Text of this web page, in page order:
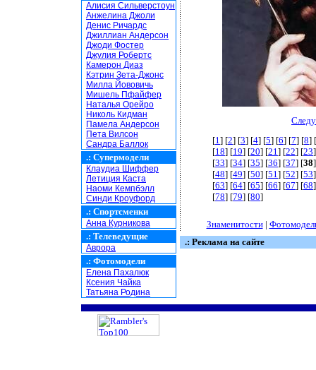
Алисия Сильверстоун
Анжелина Джоли
Денис Ричардс
Джиллиан Андерсон
Джоди Фостер
Джулия Робертс
Камерон Диаз
Кэтрин Зета-Джонс
Милла Йововичь
Мишель Пфайфер
Наталья Орейро
Николь Кидман
Памела Андерсон
Пета Вилсон
Сандра Баллок
.: Супермодели
Клаудиа Шиффер
Летиция Каста
Наоми Кемпбэлл
Синди Кроуфорд
.: Спортсменки
Анна Курникова
.: Телеведущие
Аврора
.: Фотомодели
Елена Пахалюк
Ксения Чайка
Татьяна Родина
[1] [2] [3] [4] [5] [6] [7] [8] [
[18] [19] [20] [21] [22] [23
[33] [34] [35] [36] [37] [38
[48] [49] [50] [51] [52] [53
[63] [64] [65] [66] [67] [68
[78] [79] [80]
Знаменитости|
.: Реклама на сайте